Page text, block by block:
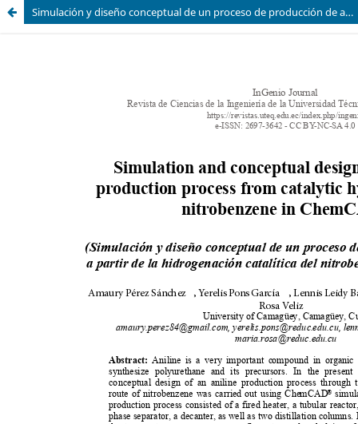
Simulación y diseño conceptual de un proceso de producción de anilina a partir de la hidrogenación catalítica del nitrobenceno en ChemCAD